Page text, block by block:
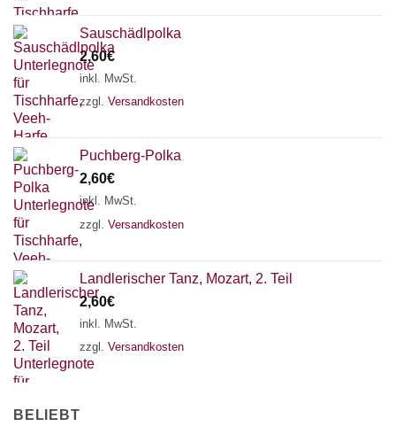
Sauschädlpolka
2,60€
inkl. MwSt.
zzgl. Versandkosten
Puchberg-Polka
2,60€
inkl. MwSt.
zzgl. Versandkosten
Landlerischer Tanz, Mozart, 2. Teil
2,60€
inkl. MwSt.
zzgl. Versandkosten
BELIEBT